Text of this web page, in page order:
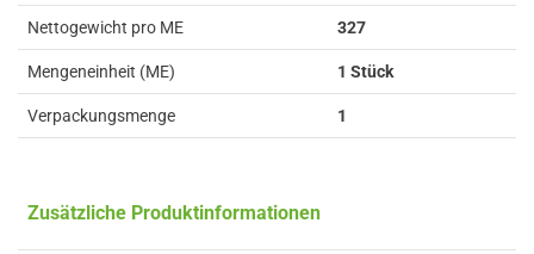
Nettogewicht pro ME 327
Mengeneinheit (ME) 1 Stück
Verpackungsmenge 1
Zusätzliche Produktinformationen